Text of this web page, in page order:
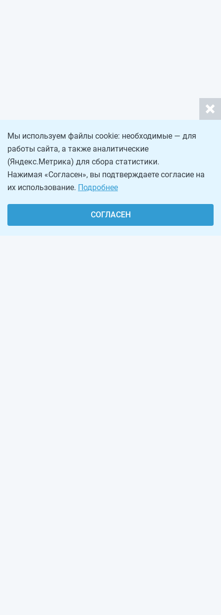
Мы используем файлы cookie: необходимые — для
работы сайта, а также аналитические
(Яндекс.Метрика) для сбора статистики.
Нажимая «Согласен», вы подтверждаете согласие на
их использование. Подробнее
СОГЛАСЕН